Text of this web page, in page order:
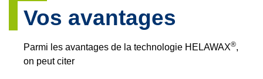
Vos avantages
Parmi les avantages de la technologie HELAWAX®,
on peut citer